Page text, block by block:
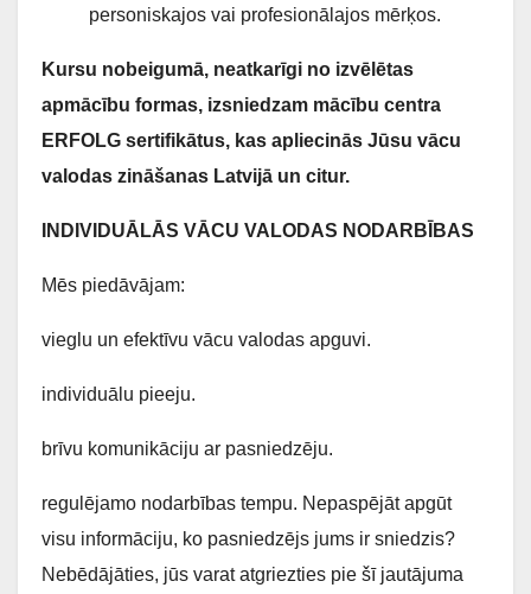
personiskajos vai profesionālajos mērķos.
Kursu nobeigumā, neatkarīgi no izvēlētas
apmācību formas, izsniedzam mācību centra
ERFOLG sertifikātus, kas apliecinās Jūsu vācu
valodas zināšanas Latvijā un citur.
INDIVIDUĀLĀS VĀCU VALODAS NODARBĪBAS
Mēs piedāvājam:
vieglu un efektīvu vācu valodas apguvi.
individuālu pieeju.
brīvu komunikāciju ar pasniedzēju.
regulējamo nodarbības tempu. Nepaspējāt apgūt
visu informāciju, ko pasniedzējs jums ir sniedzis?
Nebēdājāties, jūs varat atgriezties pie šī jautājuma